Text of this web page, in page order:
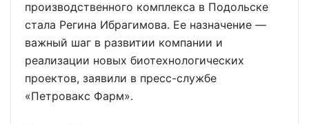
производственного комплекса в Подольске
стала Регина Ибрагимова. Ее назначение —
важный шаг в развитии компании и
реализации новых биотехнологических
проектов, заявили в пресс-службе
«Петровакс Фарм».